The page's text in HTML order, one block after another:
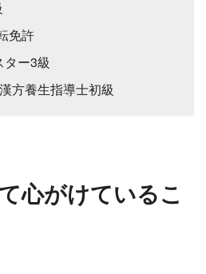
免許
ー3級
方養生指導士初級
心がけているこ